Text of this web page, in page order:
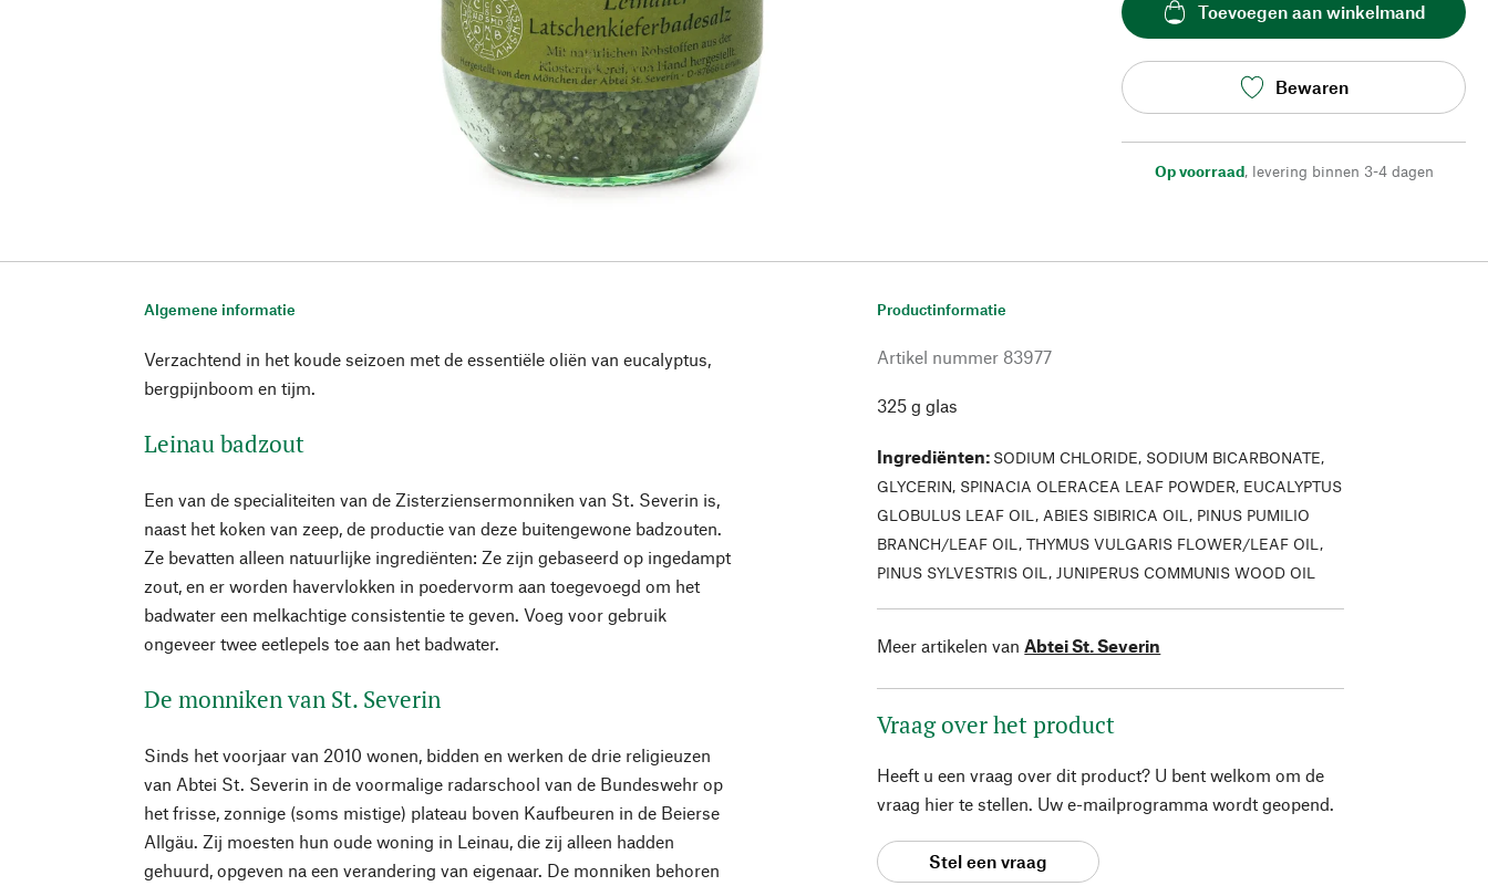
Toevoegen aan winkelmand
Bewaren
Op voorraad, levering binnen 3-4 dagen
Algemene informatie
Verzachtend in het koude seizoen met de essentiële oliën van eucalyptus,
bergpijnboom en tijm.
Leinau badzout
Een van de specialiteiten van de Zisterziensermonniken van St. Severin is,
naast het koken van zeep, de productie van deze buitengewone badzouten.
Ze bevatten alleen natuurlijke ingrediënten: Ze zijn gebaseerd op ingedampt
zout, en er worden havervlokken in poedervorm aan toegevoegd om het
badwater een melkachtige consistentie te geven. Voeg voor gebruik
ongeveer twee eetlepels toe aan het badwater.
De monniken van St. Severin
Sinds het voorjaar van 2010 wonen, bidden en werken de drie religieuzen
van Abtei St. Severin in de voormalige radarschool van de Bundeswehr op
het frisse, zonnige (soms mistige) plateau boven Kaufbeuren in de Beierse
Allgäu. Zij moesten hun oude woning in Leinau, die zij alleen hadden
gehuurd, opgeven na een verandering van eigenaar. De monniken behoren
Productinformatie
Artikel nummer 83977
325 g glas
Ingrediënten: SODIUM CHLORIDE, SODIUM BICARBONATE,
GLYCERIN, SPINACIA OLERACEA LEAF POWDER, EUCALYPTUS
GLOBULUS LEAF OIL, ABIES SIBIRICA OIL, PINUS PUMILIO
BRANCH/LEAF OIL, THYMUS VULGARIS FLOWER/LEAF OIL,
PINUS SYLVESTRIS OIL, JUNIPERUS COMMUNIS WOOD OIL
Meer artikelen van Abtei St. Severin
Vraag over het product
Heeft u een vraag over dit product? U bent welkom om de
vraag hier te stellen. Uw e-mailprogramma wordt geopend.
Stel een vraag